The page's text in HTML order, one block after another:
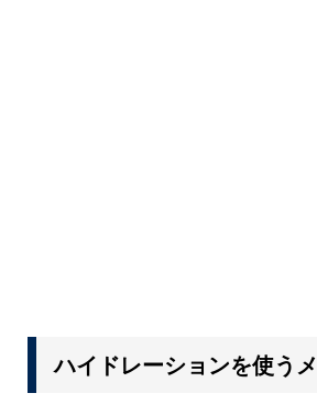
ハイドレーションを使う